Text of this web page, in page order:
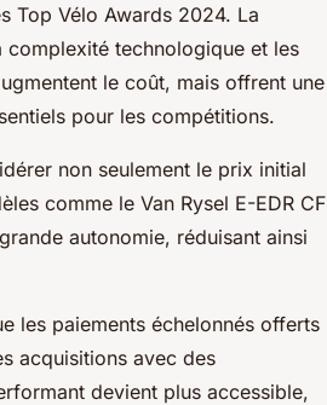
Top Vélo Awards 2024. La
technologique et les
le coût, mais offrent une
pour les compétitions.
non seulement le prix initial
comme le Van Rysel E-EDR CF
autonomie, réduisant ainsi
les paiements échelonnés offerts
acquisitions avec des
devient plus accessible,